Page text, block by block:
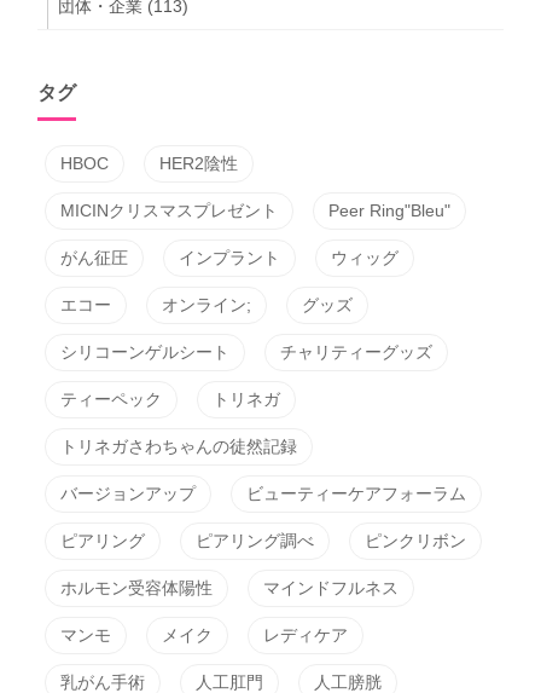
団体・企業 (113)
タグ
HBOC HER2陰性
MICINクリスマスプレゼント Peer Ring"Bleu"
がん征圧 インプラント ウィッグ
エコー オンライン; グッズ
シリコーンゲルシート チャリティーグッズ
ティーペック トリネガ
トリネガさわちゃんの徒然記録
バージョンアップ ビューティーケアフォーラム
ピアリング ピアリング調べ ピンクリボン
ホルモン受容体陽性 マインドフルネス
マンモ メイク レディケア
乳がん手術 人工肛門 人工膀胱